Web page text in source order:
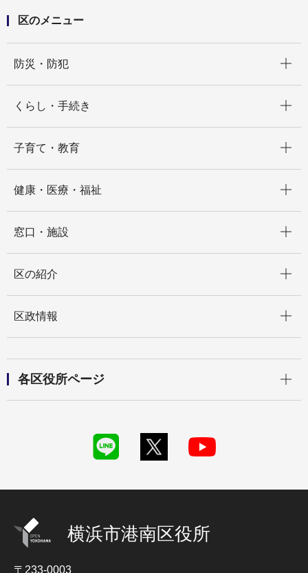
区のメニュー
防災・防犯
くらし・手続き
子育て・教育
健康・医療・福祉
窓口・施設
区の紹介
区政情報
各区役所ページ
横浜市港南区役所
〒233-0003